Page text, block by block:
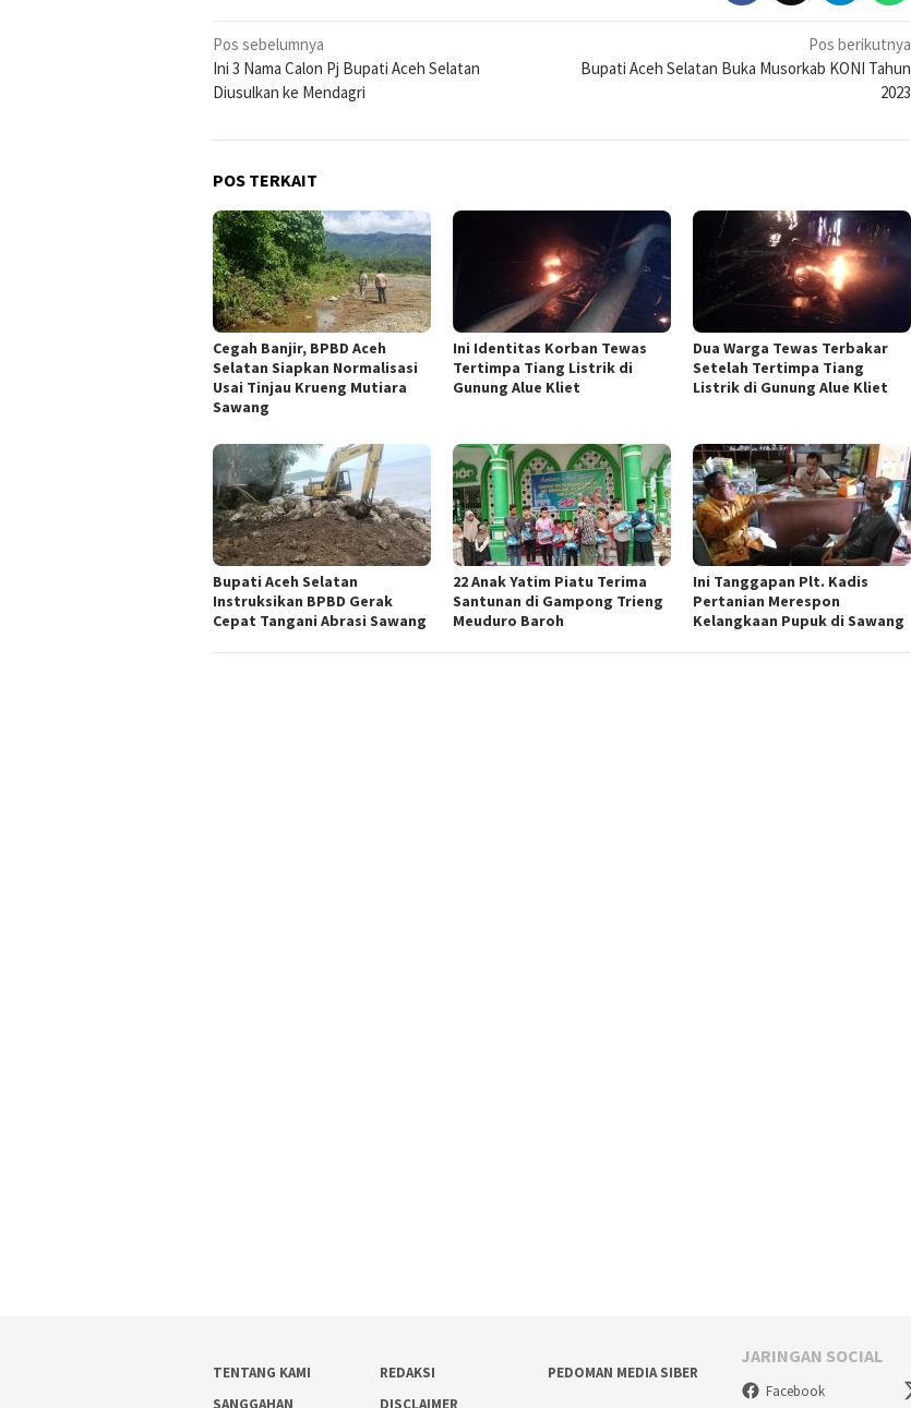
Navigasi
pos
Pos sebelumnya
Ini 3 Nama Calon Pj Bupati Aceh Selatan
Diusulkan ke Mendagri
Pos berikutnya
Bupati Aceh Selatan Buka Musorkab KONI Tahun
2023
POS TERKAIT
Cegah Banjir, BPBD Aceh
Selatan Siapkan Normalisasi
Usai Tinjau Krueng Mutiara
Sawang
Ini Identitas Korban Tewas
Tertimpa Tiang Listrik di
Gunung Alue Kliet
Dua Warga Tewas Terbakar
Setelah Tertimpa Tiang
Listrik di Gunung Alue Kliet
Bupati Aceh Selatan
Instruksikan BPBD Gerak
Cepat Tangani Abrasi Sawang
22 Anak Yatim Piatu Terima
Santunan di Gampong Trieng
Meuduro Baroh
Ini Tanggapan Plt. Kadis
Pertanian Merespon
Kelangkaan Pupuk di Sawang
TENTANG KAMI REDAKSI
PEDOMAN MEDIA SIBER
SANGGAHAN
DISCLAIMER
JARINGAN SOCIAL
Facebook